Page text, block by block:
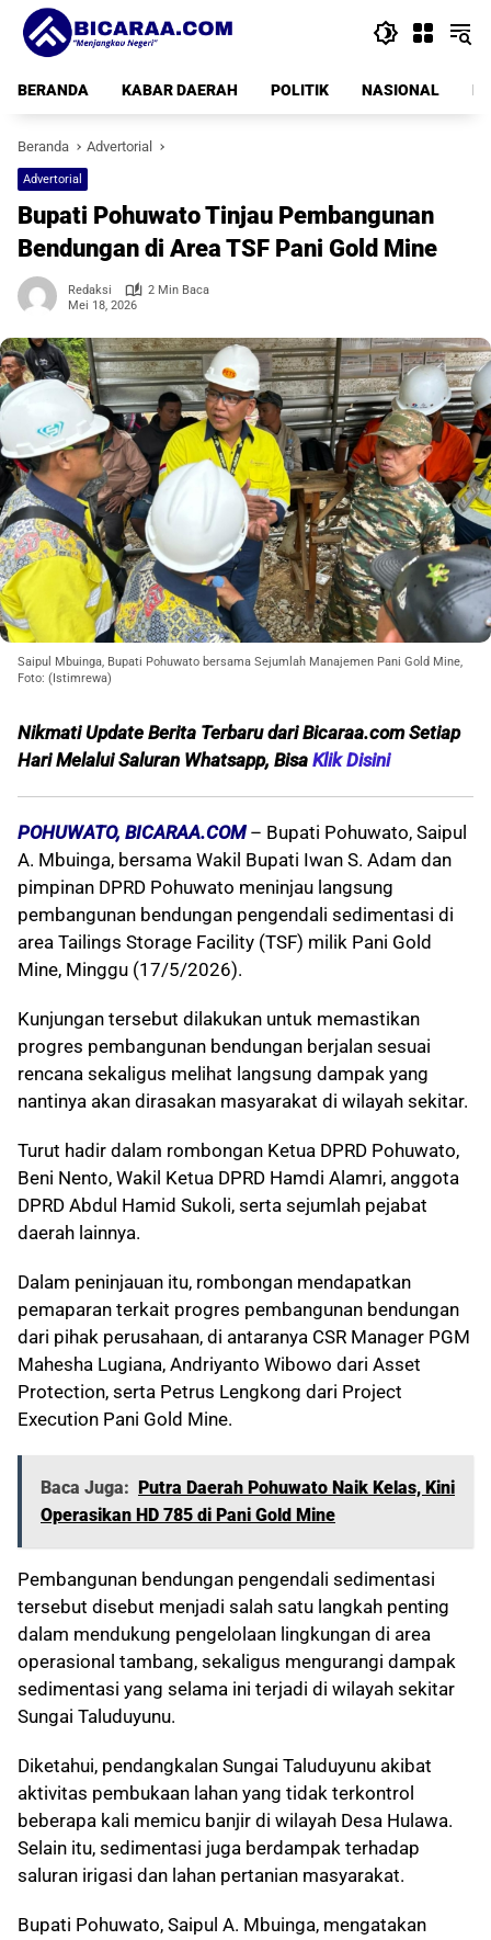
Langsung
konten
BERANDA
KABAR DAERAH POLITIK NASIONAL
Beranda Advertorial
Advertorial
Bupati Pohuwato Tinjau Pembangunan
Bendungan di Area TSF Pani Gold Mine
Redaksi
2 Min Baca
Mei 18, 2026
Saipul Mbuinga, Bupati Pohuwato bersama Sejumlah Manajemen Pani Gold Mine,
Foto: (Istimrewa)
Nikmati Update Berita Terbaru dari Bicaraa.com Setiap
Hari Melalui Saluran Whatsapp, Bisa Klik Disini
POHUWATO, BICARAA.COM– Bupati Pohuwato, Saipul
A. Mbuinga, bersama Wakil Bupati Iwan S. Adam dan
pimpinan DPRD Pohuwato meninjau langsung
pembangunan bendungan pengendali sedimentasi di
area Tailings Storage Facility (TSF) milik Pani Gold
Mine, Minggu (17/5/2026).
Kunjungan tersebut dilakukan untuk memastikan
progres pembangunan bendungan berjalan sesuai
rencana sekaligus melihat langsung dampak yang
nantinya akan dirasakan masyarakat di wilayah sekitar.
Turut hadir dalam rombongan Ketua DPRD Pohuwato,
Beni Nento, Wakil Ketua DPRD Hamdi Alamri, anggota
DPRD Abdul Hamid Sukoli, serta sejumlah pejabat
daerah lainnya.
Dalam peninjauan itu, rombongan mendapatkan
pemaparan terkait progres pembangunan bendungan
dari pihak perusahaan, di antaranya CSR Manager PGM
Mahesha Lugiana, Andriyanto Wibowo dari Asset
Protection, serta Petrus Lengkong dari Project
Execution Pani Gold Mine.
Baca Juga: Putra Daerah Pohuwato Naik Kelas, Kini
Operasikan HD 785 di Pani Gold Mine
Pembangunan bendungan pengendali sedimentasi
tersebut disebut menjadi salah satu langkah penting
dalam mendukung pengelolaan lingkungan di area
operasional tambang, sekaligus mengurangi dampak
sedimentasi yang selama ini terjadi di wilayah sekitar
Sungai Taluduyunu.
Diketahui, pendangkalan Sungai Taluduyunu akibat
aktivitas pembukaan lahan yang tidak terkontrol
beberapa kali memicu banjir di wilayah Desa Hulawa.
Selain itu, sedimentasi juga berdampak terhadap
saluran irigasi dan lahan pertanian masyarakat.
Bupati Pohuwato, Saipul A. Mbuinga, mengatakan